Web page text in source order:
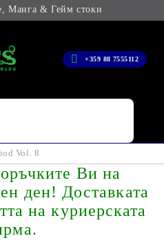
Манга & Гейм стоки
+359 88 7555112
Vol. 8
Ви на
ден! Доставката
на куриерската